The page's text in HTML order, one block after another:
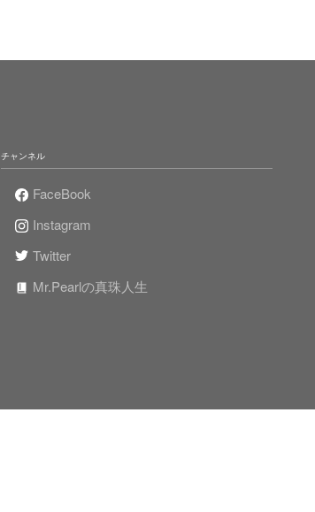
チャンネル
FaceBook
Instagram
Twitter
Mr.Pearlの真珠人生